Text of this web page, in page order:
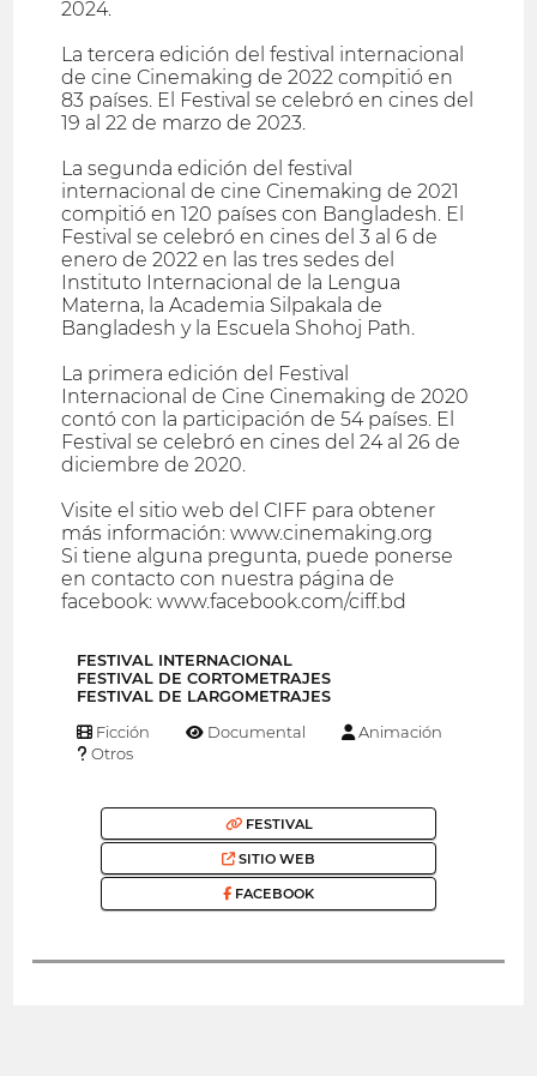
2024.
La tercera edición del festival internacional
de cine Cinemaking de 2022 compitió en
83 países. El Festival se celebró en cines del
19 al 22 de marzo de 2023.
La segunda edición del festival
internacional de cine Cinemaking de 2021
compitió en 120 países con Bangladesh. El
Festival se celebró en cines del 3 al 6 de
enero de 2022 en las tres sedes del
Instituto Internacional de la Lengua
Materna, la Academia Silpakala de
Bangladesh y la Escuela Shohoj Path.
La primera edición del Festival
Internacional de Cine Cinemaking de 2020
contó con la participación de 54 países. El
Festival se celebró en cines del 24 al 26 de
diciembre de 2020.
Visite el sitio web del CIFF para obtener
más información: www.cinemaking.org
Si tiene alguna pregunta, puede ponerse
en contacto con nuestra página de
facebook: www.facebook.com/ciff.bd
FESTIVAL INTERNACIONAL
FESTIVAL DE CORTOMETRAJES
FESTIVAL DE LARGOMETRAJES
Ficción Documental
Animación
Otros
FESTIVAL
SITIO WEB
FACEBOOK